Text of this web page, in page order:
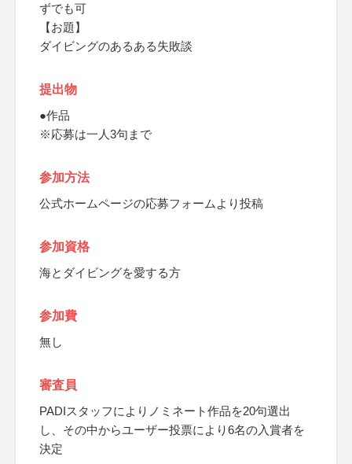
ずでも可
【お題】
ダイビングのあるある失敗談
提出物
●作品
※応募は一人3句まで
参加方法
公式ホームページの応募フォームより投稿
参加資格
海とダイビングを愛する方
参加費
無し
審査員
PADIスタッフによりノミネート作品を20句選出
し、その中からユーザー投票により6名の入賞者を
決定